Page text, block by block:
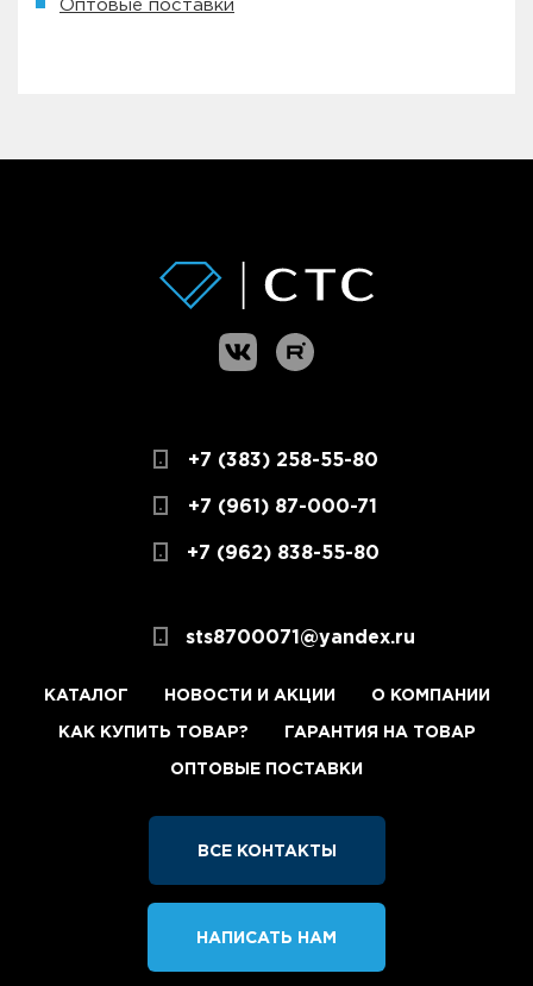
sts8700071@yandex.ru
+7 (383) 258-55-80
+7 (961) 87-000-71
+7 (962) 838-55-80
КАТАЛОГ НОВОСТИ И АКЦИИ О КОМПАНИИ
КАК КУПИТЬ ТОВАР? ГАРАНТИЯ НА ТОВАР
ОПТОВЫЕ ПОСТАВКИ
ВСЕ КОНТАКТЫ
НАПИСАТЬ НАМ